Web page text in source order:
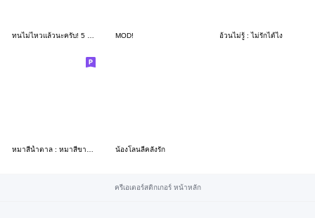
ทนไม่ไหวแล้วนะครับ! 5 ไม่ไหวที่จะจน MOD! อ้วนไม่รู้ : ไม่รักได้ไง
น้องโลนลี่คลั่งรัก
ครีเอเตอร์สติกเกอร์ หน้าหลัก